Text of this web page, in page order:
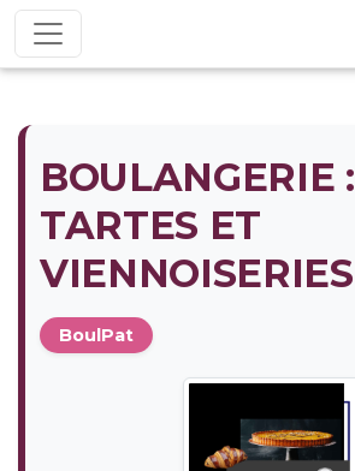
BOULANGERIE :
TARTES ET
VIENNOISERIES
BoulPat